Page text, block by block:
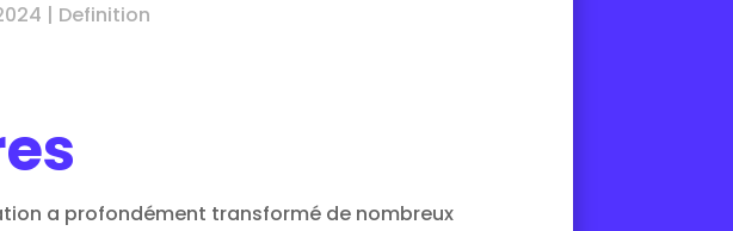
| Definition
a profondément transformé de nombreux